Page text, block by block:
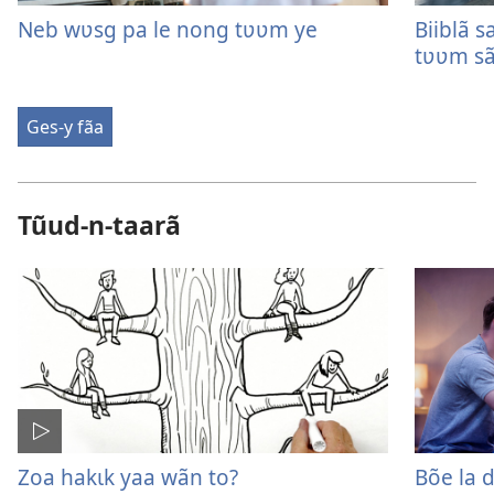
Neb wʋsg pa le nong tʋʋm ye
Biiblã
tʋʋm
Ges-y fãa
Tũud-n-taarã
Zoa hakɩk yaa wãn to?
Bõe la